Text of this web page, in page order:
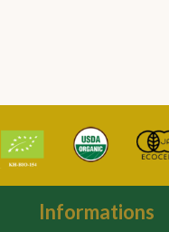
Informations